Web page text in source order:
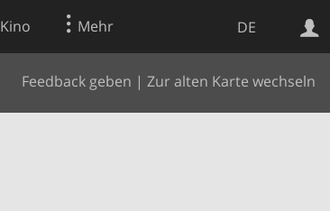
DE
Kino Mehr
Feedback geben | Zur alten Karte wechseln
Websuche